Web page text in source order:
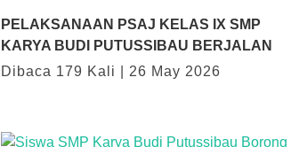
PELAKSANAAN PSAJ KELAS IX SMP
KARYA BUDI PUTUSSIBAU BERJALAN
Dibaca 179 Kali | 26 May 2026